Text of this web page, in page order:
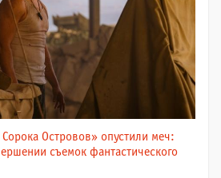
Островов» опустили меч:
съемок фантастического